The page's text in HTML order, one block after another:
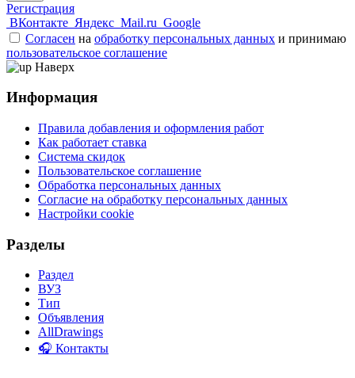
Регистрация
ВКонтакте Яндекс Mail.ru Google
Согласен на обработку персональных данных и принимаю
пользовательское соглашение
Наверх
Информация
Правила добавления и оформления работ
Как работает ставка
Система скидок
Пользовательское соглашение
Обработка персональных данных
Согласие на обработку персональных данных
Настройки cookie
Разделы
Раздел
ВУЗ
Тип
Объявления
AllDrawings
🎧 Контакты